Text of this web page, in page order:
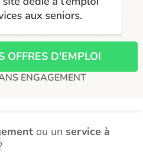
OFFRES D'EMPLOI
ENGAGEMENT
ou un service à